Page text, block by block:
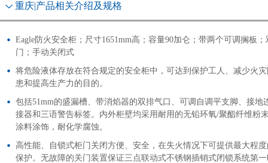
重庆|产品相关介绍及规格
Eagle防火安全柜；尺寸1651mm高；容量90加仑；带两个可调搁板；
门；手动关闭式
将危险液体存放在符合规定的安全柜中，可达到保护工人、减少火
患和提高生产力的目的。
包括51mm的盛漏槽、带消焰器的双排气口、可调自调平支脚、接地
接器和三语警告标签。内外柜壁均采用耐用的无铅环氧/聚酯纤维粉
涂料涂饰，耐化学腐蚀。
高性能、自锁式柜门关闭方便、安全，在失火情况下可提供最大程
保护。无故障的关门装置保证三点联动式不锈钢插销式闭锁系统第